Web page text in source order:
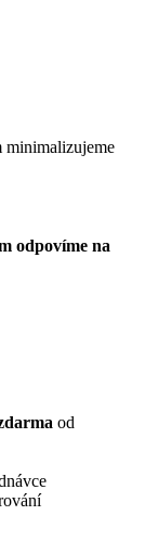
minimalizujeme
odpovíme na
od